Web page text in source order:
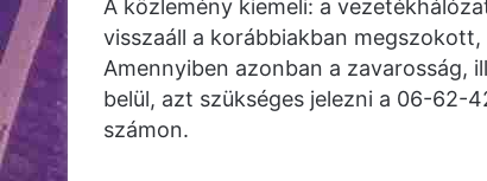
A közlemény kiemeli: a
visszaáll a korábbiakban
Amennyiben azonban a zavarosság,
belül, azt szükséges jelezni a 06-
számon.